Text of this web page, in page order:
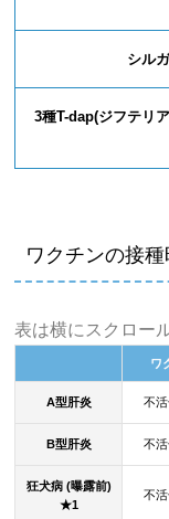
シル
3種T-dap(ジフテリ
ワクチンの接
表は横にスクロー
ワ
A型肝炎 不
B型肝炎 不
狂犬病 (曝露前)
★1
不